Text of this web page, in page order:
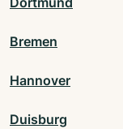
Bremen
Hannover
Duisburg